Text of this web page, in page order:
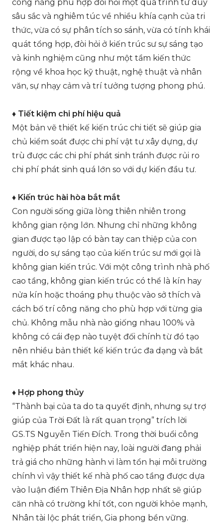
công năng phù hợp đòi hỏi một quá trình tư duy
sâu sắc và nghiêm túc về nhiều khía cạnh của tri
thức, vừa có sự phân tích so sánh, vừa có tính khái
quát tổng hợp, đòi hỏi ở kiến trúc sư sự sáng tạo
và kinh nghiệm cũng như một tầm kiến thức
rộng về khoa học kỹ thuật, nghệ thuật và nhân
văn, sự nhạy cảm và trí tưởng tượng phong phú.
♦ Tiết kiệm chi phí hiệu quả
Một bản vẽ thiết kế kiến trúc chi tiết sẽ giúp gia
chủ kiểm soát được chi phí vật tư xây dựng, dự
trù được các chi phí phát sinh tránh được rủi ro
chi phí phát sinh quá lớn so với dự kiến đầu tư.
♦ Kiến trúc hài hòa bắt mắt
Con người sống giữa lòng thiên nhiên trong
không gian rộng lớn. Nhưng chỉ những không
gian được tạo lập có bàn tay can thiệp của con
người, do sự sáng tạo của kiến trúc sư mới gọi là
không gian kiến trúc. Với một công trình nhà phố
cao tầng, không gian kiến trúc có thể là kín hay
nửa kín hoặc thoáng phụ thuộc vào sở thích và
cách bố trí công năng cho phù hợp với từng gia
chủ. Không mẫu nhà nào giống nhau 100% và
không có cái đẹp nào tuyệt đối chính từ đó tạo
nên nhiều bản thiết kế kiến trúc đa dạng và bắt
mắt khác nhau.
♦ Hợp phong thủy
“Thành bại của ta do ta quyết định, nhưng sự trợ
giúp của Trời Đất là rất quan trọng” trích lời
GS.TS Nguyễn Tiến Đích. Trong thời buổi công
nghiệp phát triển hiện nay, loài người đang phải
trả giá cho những hành vi làm tổn hại môi trường
chính vì vậy thiết kế nhà phố cao tầng được dựa
vào luận điểm Thiên Địa Nhân hợp nhất sẽ giúp
căn nhà có trường khí tốt, con người khỏe mạnh,
Nhân tài lộc phát triển, Gia phong bền vững.